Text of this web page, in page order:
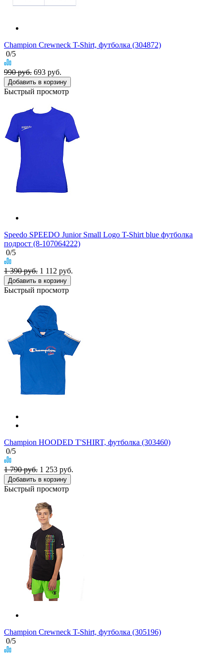
Champion Crewneck T-Shirt, футболка (304872)
0/5
990 руб. 693 руб.
Добавить в корзину
Быстрый просмотр
Speedo SPEEDO Junior Small Logo T-Shirt blue футболка
подрост (8-107064222)
0/5
1 390 руб. 1 112 руб.
Добавить в корзину
Быстрый просмотр
Champion HOODED T'SHIRT, футболка (303460)
0/5
1 790 руб. 1 253 руб.
Добавить в корзину
Быстрый просмотр
Champion Crewneck T-Shirt, футболка (305196)
0/5